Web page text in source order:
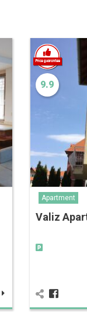
9.9
Apartment
Valiz